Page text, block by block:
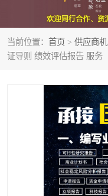
当前位置： 首页 > 供应商机
证导则 绩效评估报告 服务
地质灾害评估报告
节能评估报告